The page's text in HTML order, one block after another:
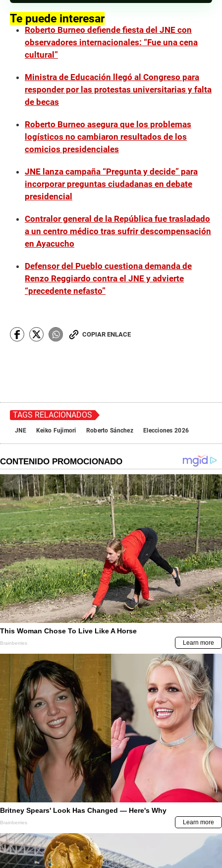
Te puede interesar
Roberto Burneo defiende fiesta del JNE con
observadores internacionales: “Fue una cena
cultural”
Ministra de Educación llegó al Congreso para
responder por las protestas universitarias y falta
de becas
Roberto Burneo asegura que los problemas
logísticos no cambiaron resultados de los
comicios presidenciales
JNE lanza campaña “Pregunta y decide” para
incorporar preguntas ciudadanas en debate
presidencial
Contralor general de la República fue trasladado
a un centro médico tras sufrir descompensación
en Ayacucho
Defensor del Pueblo cuestiona demanda de
Renzo Reggiardo contra el JNE y advierte
“precedente nefasto”
COPIAR ENLACE
TAGS RELACIONADOS
JNE Keiko Fujimori Roberto Sánchez Elecciones 2026